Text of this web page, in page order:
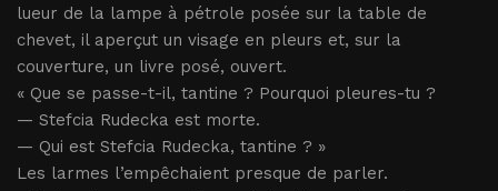
lueur de la lampe à pétrole posée sur la table de
chevet, il aperçut un visage en pleurs et, sur la
couverture, un livre posé, ouvert.
« Que se passe-t-il, tantine ? Pourquoi pleures-tu ?
— Stefcia Rudecka est morte.
— Qui est Stefcia Rudecka, tantine ? »
Les larmes l’empêchaient presque de parler.